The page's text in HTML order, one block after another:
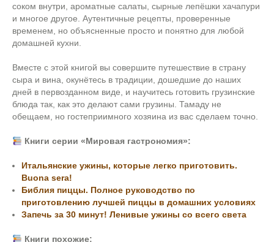
соком внутри, ароматные салаты, сырные лепёшки хачапури
и многое другое. Аутентичные рецепты, проверенные
временем, но объясненные просто и понятно для любой
домашней кухни.
Вместе с этой книгой вы совершите путешествие в страну
сыра и вина, окунётесь в традиции, дошедшие до наших
дней в первозданном виде, и научитесь готовить грузинские
блюда так, как это делают сами грузины. Тамаду не
обещаем, но гостеприимного хозяина из вас сделаем точно.
Книги серии «Мировая гастрономия»:
Итальянские ужины, которые легко приготовить.
Buona sera!
Библия пиццы. Полное руководство по
приготовлению лучшей пиццы в домашних условиях
Запечь за 30 минут! Ленивые ужины со всего света
Книги похожие: